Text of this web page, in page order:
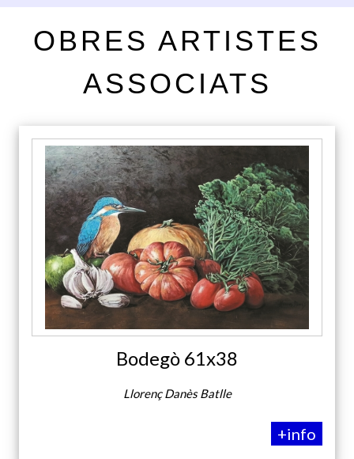
OBRES ARTISTES
ASSOCIATS
Bodegò 61x38
Llorenç Danès Batlle
+info